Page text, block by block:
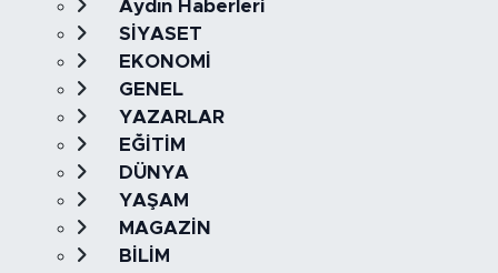
Aydın Haberleri
SİYASET
EKONOMİ
GENEL
YAZARLAR
EĞİTİM
DÜNYA
YAŞAM
MAGAZİN
BİLİM